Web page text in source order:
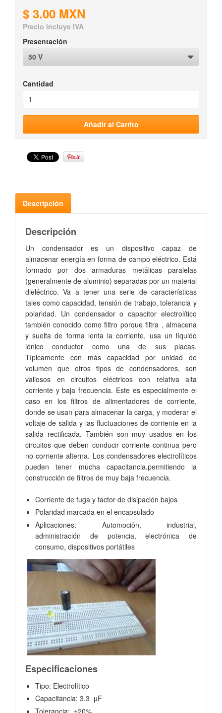
$ 3.00 MXN
Precio incluye IVA
Presentación
Cantidad
Descripción
Descripción
Un condensador es un dispositivo capaz de
almacenar energía en forma de campo eléctrico. Está
formado por dos armaduras metálicas paralelas
(generalmente de aluminio) separadas por un material
dieléctrico. Va a tener una serie de características
tales como capacidad, tensión de trabajo, tolerancia y
polaridad. Un condensador o capacitor electrolítico
también conocido como filtro porque filtra , almacena
y suelta de forma lenta la corriente, usa un líquido
iónico conductor como una de sus placas.
Típicamente con más capacidad por unidad de
volumen que otros tipos de condensadores, son
valiosos en circuitos eléctricos con relativa alta
corriente y baja frecuencia. Este es especialmente el
caso en los filtros de alimentadores de corriente,
donde se usan para almacenar la carga, y moderar el
voltaje de salida y las fluctuaciones de corriente en la
salida rectificada. También son muy usados en los
circuitos que deben conducir corriente continua pero
no corriente alterna. Los condensadores electrolíticos
pueden tener mucha capacitancia.permitiendo la
construcción de filtros de muy baja frecuencia.
Corriente de fuga y factor de disipación bajos
Polaridad marcada en el encapsulado
Aplicaciones: Automoción, industrial,
administración de potencia, electrónica de
consumo, dispositivos portátiles
Especificaciones
Tipo: Electrolítico
Capacitancia: 3.3 µF
Tolerancia: ±20%